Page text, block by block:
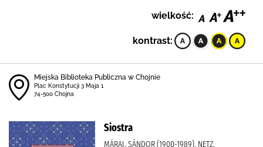
wielkość:
kontrast:
Miejska Biblioteka Publiczna w Chojnie
Plac Konstytucji 3 Maja 1
74-500 Chojna
Siostra
MÁRAI, SÁNDOR (1900-1989), NETZ,